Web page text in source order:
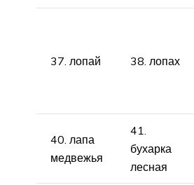
37. лопай 38. лопах
40. лапа
медвежья
41.
бухарка
лесная